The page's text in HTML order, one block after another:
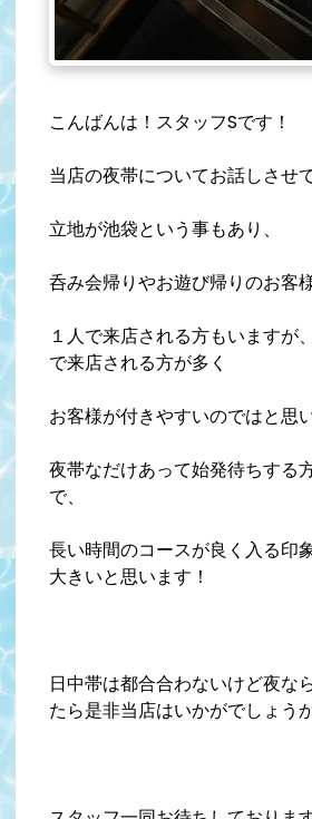
こんばんは！スタッフSです！
当店の夜帯についてお話しさせ
立地が池袋という事もあり、
呑み会帰りやお遊び帰りのお客
１人で来店される方もいますが
で来店される方が多く
お客様が付きやすいのではと思
夜帯なだけあって始発待ちする
で、
長い時間のコースが良く入る印
大きいと思います！
日中帯は都合合わないけど夜な
たら是非当店はいかがでしょう